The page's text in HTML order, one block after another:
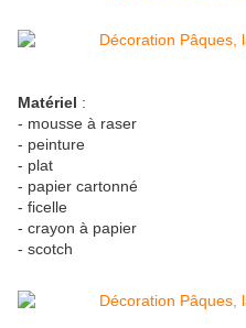
Matériel :
- mousse à raser
- peinture
- plat
- papier cartonné
- ficelle
- crayon à papier
- scotch